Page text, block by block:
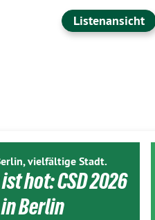
Listenansicht
vielfältige Stadt.
hot: CSD 2026
in Berlin